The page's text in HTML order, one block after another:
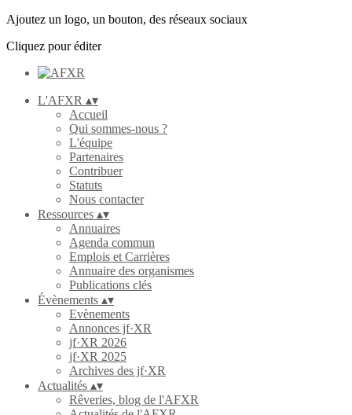
Ajoutez un logo, un bouton, des réseaux sociaux
Cliquez pour éditer
L'AFXR ▴▾
Accueil
Qui sommes-nous ?
L'équipe
Partenaires
Contribuer
Statuts
Nous contacter
Ressources ▴▾
Annuaires
Agenda commun
Emplois et Carrières
Annuaire des organismes
Publications clés
Évènements ▴▾
Evènements
Annonces jf·XR
jf·XR 2026
jf·XR 2025
Archives des jf·XR
Actualités ▴▾
Rêveries, blog de l'AFXR